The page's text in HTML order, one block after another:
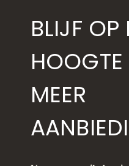
BLIJF OP
MEER